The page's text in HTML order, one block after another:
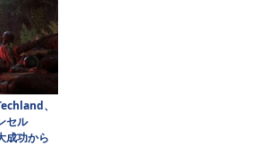
、
セル
成功から